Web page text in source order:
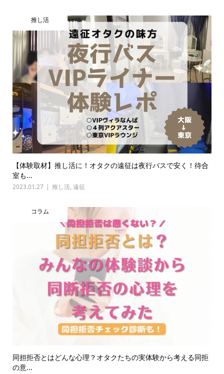
推し活
【体験取材】推し活に！オタクの遠征は夜行バスで安く！待合
室も...
2023.01.27 推し活, 遠征
コラム
同担拒否とはどんな心理？オタクたちの実体験から考える同拒
の意...